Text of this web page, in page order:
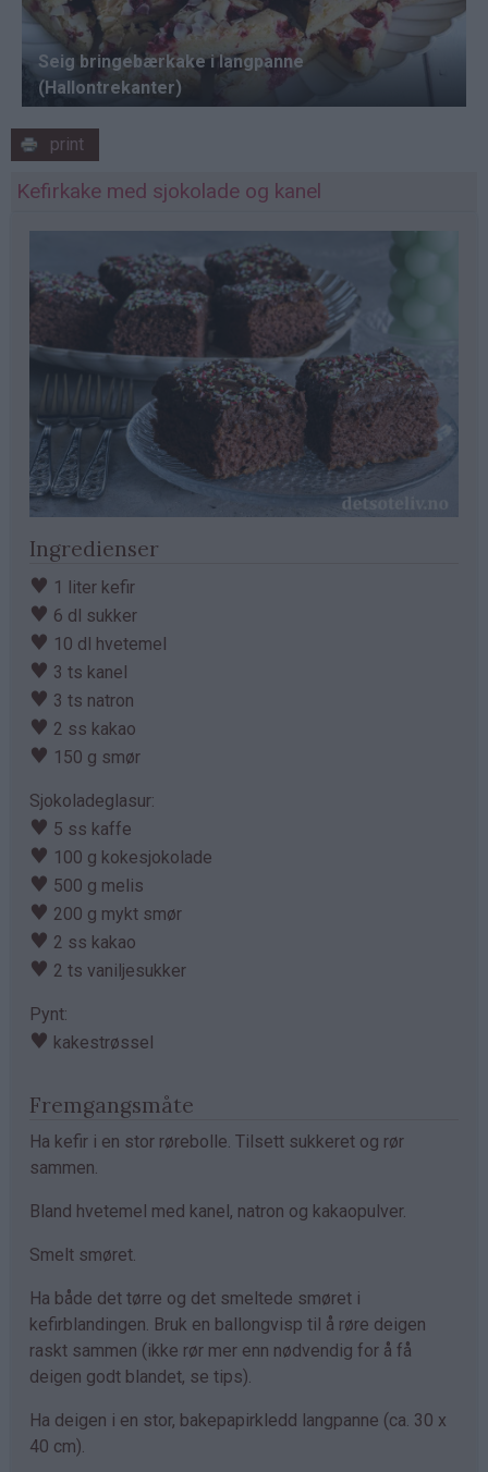
print
Kefirkake med sjokolade og kanel
Ingredienser
♥ 1 liter kefir
♥ 6 dl sukker
♥ 10 dl hvetemel
♥ 3 ts kanel
♥ 3 ts natron
♥ 2 ss kakao
♥ 150 g smør
Sjokoladeglasur:
♥ 5 ss kaffe
♥ 100 g kokesjokolade
♥ 500 g melis
♥ 200 g mykt smør
♥ 2 ss kakao
♥ 2 ts vaniljesukker
Pynt:
♥ kakestrøssel
Fremgangsmåte
Ha kefir i en stor rørebolle. Tilsett sukkeret og rør
sammen.
Bland hvetemel med kanel, natron og kakaopulver.
Smelt smøret.
Ha både det tørre og det smeltede smøret i
kefirblandingen. Bruk en ballongvisp til å røre deigen
raskt sammen (ikke rør mer enn nødvendig for å få
deigen godt blandet, se tips).
Ha deigen i en stor, bakepapirkledd langpanne (ca. 30 x
40 cm).